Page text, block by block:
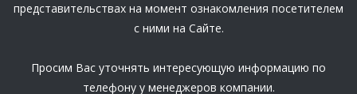
представительствах на момент ознакомления посетителем
с ними на Сайте.
Просим Вас уточнять интересующую информацию по
телефону у менеджеров компании.